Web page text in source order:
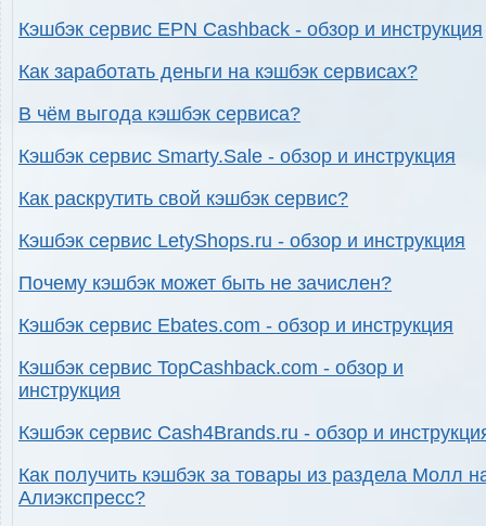
Кэшбэк сервис EPN Cashback - обзор и инструкция
Как заработать деньги на кэшбэк сервисах?
В чём выгода кэшбэк сервиса?
Кэшбэк сервис Smarty.Sale - обзор и инструкция
Как раскрутить свой кэшбэк сервис?
Кэшбэк сервис LetyShops.ru - обзор и инструкция
Почему кэшбэк может быть не зачислен?
Кэшбэк сервис Ebates.com - обзор и инструкция
Кэшбэк сервис TopCashback.com - обзор и
инструкция
Кэшбэк сервис Cash4Brands.ru - обзор и
Как получить кэшбэк за товары из раздела Молл
Алиэкспресс?